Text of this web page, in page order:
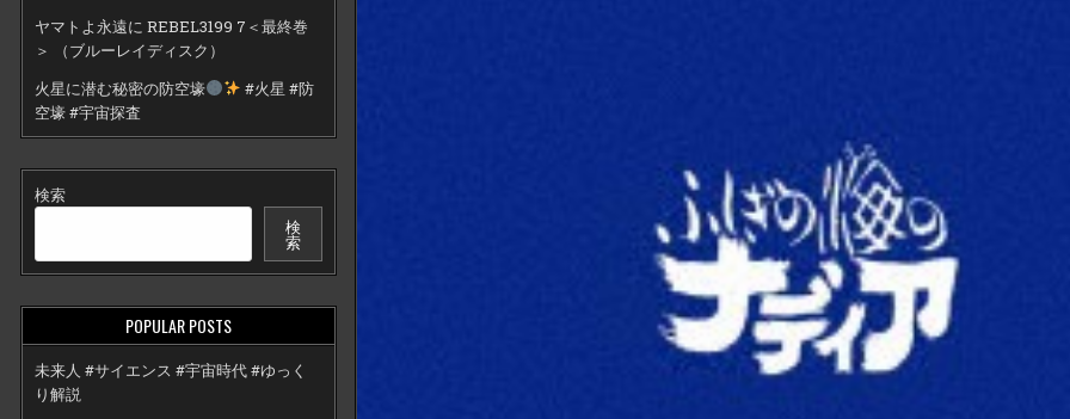
ヤマトよ永遠に REBEL3199 7＜最終巻
＞ （ブルーレイディスク）
火星に潜む秘密の防空壕
#火星 #防
空壕 #宇宙探査
検索
検
索
POPULAR POSTS
未来人 #サイエンス #宇宙時代 #ゆっく
り解説